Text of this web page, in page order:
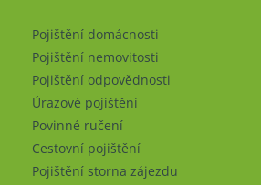
Pojištění domácnosti
Pojištění nemovitosti
Pojištění odpovědnosti
Úrazové pojištění
Povinné ručení
Cestovní pojištění
Pojištění storna zájezdu